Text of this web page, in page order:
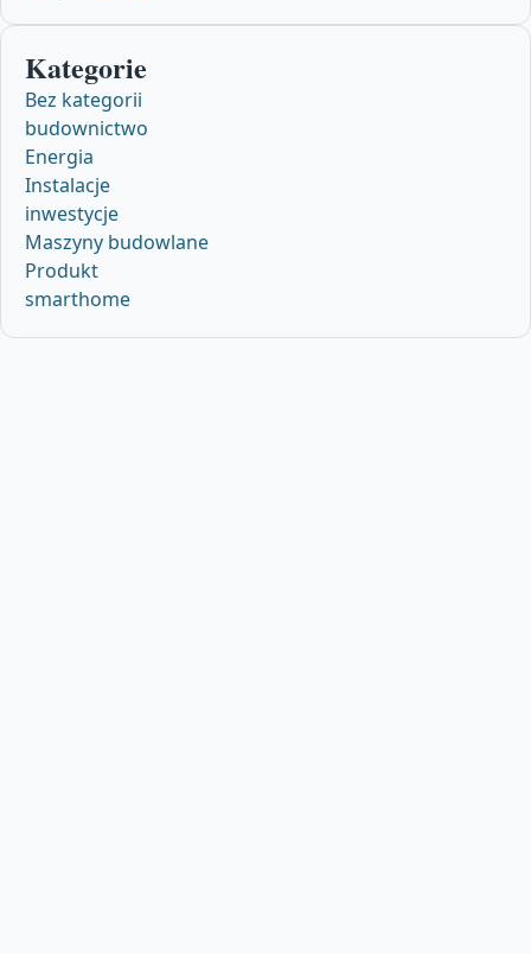
Kategorie
Bez kategorii
budownictwo
Energia
Instalacje
inwestycje
Maszyny budowlane
Produkt
smarthome